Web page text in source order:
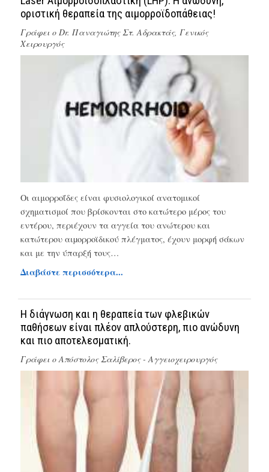
οριστική θεραπεία της αιμορροϊδοπάθειας!
Γράφει οDr. Παναγιώτης Στ. Αδρακτάς, Γενικός
Χειρουργός
Οι αιμορροΐδες είναι φυσιολογικοί ανατομικοί
σχηματισμοί που βρίσκονται στο κατώτερο μέρος του
εντέρου, περιέχουν τα αγγεία του ανώτερου και
κατώτερου αιµορροϊδικού πλέγματος, έχουν μορφή σάκων
και με την ύπαρξή τους…
Διαβάστε περισσότερα...
Η διάγνωση και η θεραπεία των φλεβικών
παθήσεων είναι πλέον απλούστερη, πιο ανώδυνη
και πιο αποτελεσματική.
Γράφει οΑπόστολος Σαλίβερος - Αγγειοχειρουργός